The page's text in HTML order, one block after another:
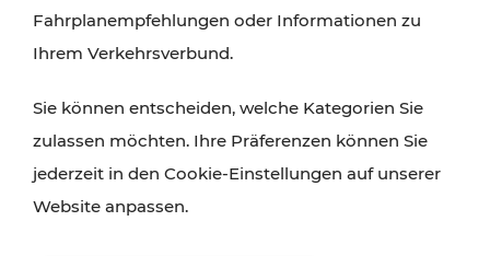
Fahrplanempfehlungen oder Informationen zu
Ihrem Verkehrsverbund.
Sie können entscheiden, welche Kategorien Sie
zulassen möchten. Ihre Präferenzen können Sie
jederzeit in den Cookie-Einstellungen auf unserer
Website anpassen.